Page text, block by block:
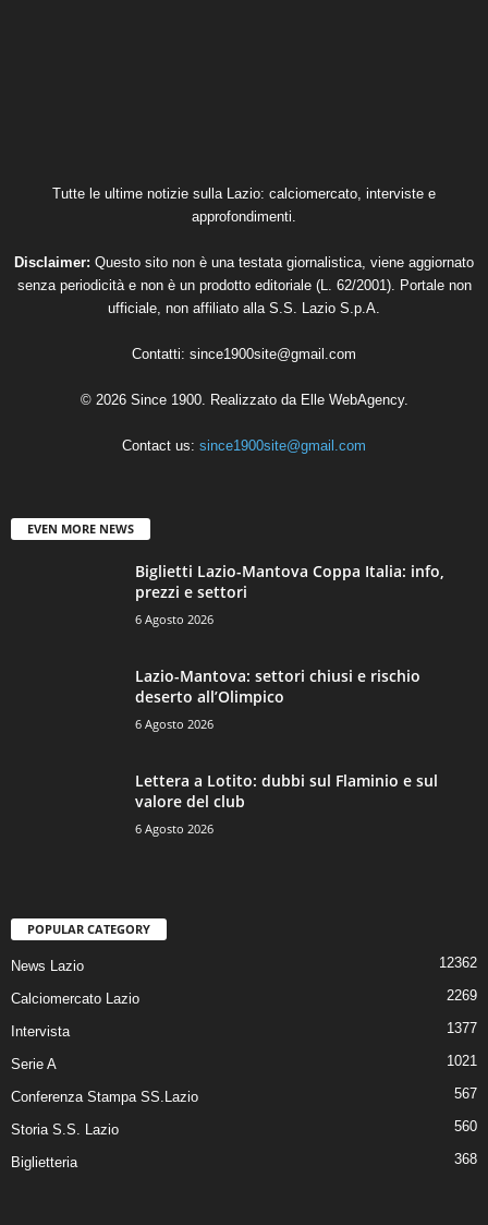
Tutte le ultime notizie sulla Lazio: calciomercato, interviste e
approfondimenti.
Disclaimer: Questo sito non è una testata giornalistica, viene aggiornato
senza periodicità e non è un prodotto editoriale (L. 62/2001). Portale non
ufficiale, non affiliato alla S.S. Lazio S.p.A.
Contatti: since1900site@gmail.com
© 2026 Since 1900. Realizzato da Elle WebAgency.
Contact us: since1900site@gmail.com
EVEN MORE NEWS
Biglietti Lazio-Mantova Coppa Italia: info,
prezzi e settori
6 Agosto 2026
Lazio-Mantova: settori chiusi e rischio
deserto all’Olimpico
6 Agosto 2026
Lettera a Lotito: dubbi sul Flaminio e sul
valore del club
6 Agosto 2026
POPULAR CATEGORY
News Lazio 12362
Calciomercato Lazio 2269
Intervista 1377
Serie A 1021
Conferenza Stampa SS.Lazio 567
Storia S.S. Lazio 560
Biglietteria 368